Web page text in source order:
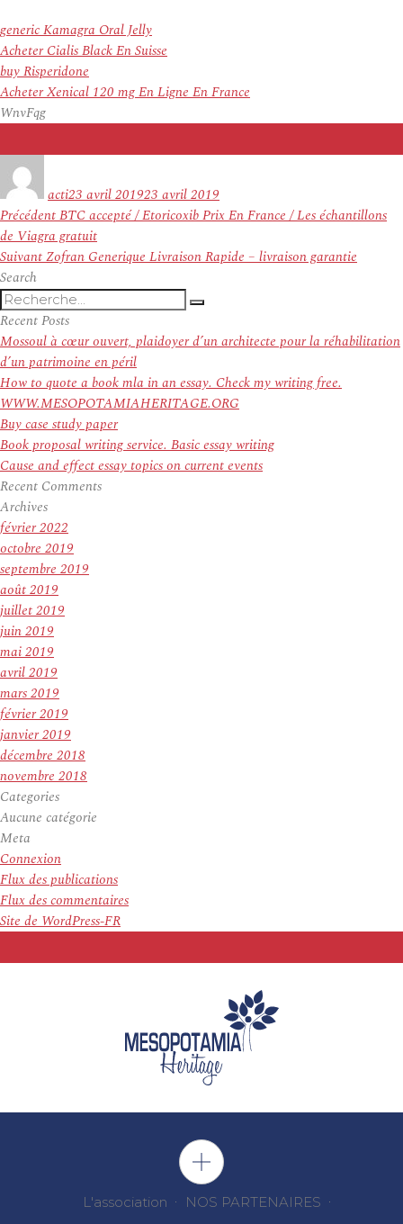
generic Kamagra Oral Jelly
Acheter Cialis Black En Suisse
buy Risperidone
Acheter Xenical 120 mg En Ligne En France
WnvFqg
actile
23 avril 201923 avril 2019
Navigation
de
l’article
PrécédentArticle
précédent :
BTC accepté / Etoricoxib Prix En France / Les échantillons
de Viagra gratuit
SuivantArticle
Zofran Generique Livraison Rapide – livraison garantie
Search
Recherche
pour
:
Recherche
Recent Posts
Mossoul à cœur ouvert, plaidoyer d’un architecte pour la réhabilitation
d’un patrimoine en péril
How to quote a book mla in an essay. Check my writing free.
WWW.MESOPOTAMIAHERITAGE.ORG
Buy case study paper
Book proposal writing service. Basic essay writing
Cause and effect essay topics on current events
Recent Comments
Archives
février 2022
octobre 2019
septembre 2019
août 2019
juillet 2019
juin 2019
mai 2019
avril 2019
mars 2019
février 2019
janvier 2019
décembre 2018
novembre 2018
Categories
Aucune catégorie
Meta
Connexion
Flux des publications
Flux des commentaires
Site de WordPress-FR
L'association NOS PARTENAIRES